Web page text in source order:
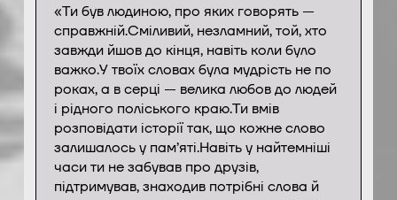
«Ти був людиною, про яких говорять —
справжній.Сміливий, незламний, той, хто
завжди йшов до кінця, навіть коли було
важко.У твоїх словах була мудрість не по
роках, а в серці — велика любов до людей
і рідного поліського краю.Ти вмів
розповідати історії так, що кожне слово
залишалось у пам’яті.Навіть у найтемніші
часи ти не забував про друзів,
підтримував, знаходив потрібні слова й